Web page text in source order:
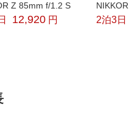
Z 85mm f/1.2 S
12,920 円 2泊3日